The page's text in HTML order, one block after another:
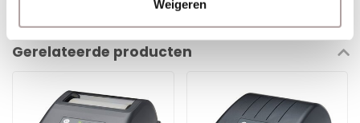
Weigeren
Gerelateerde producten